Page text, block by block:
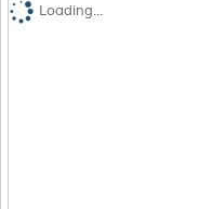
Loading...